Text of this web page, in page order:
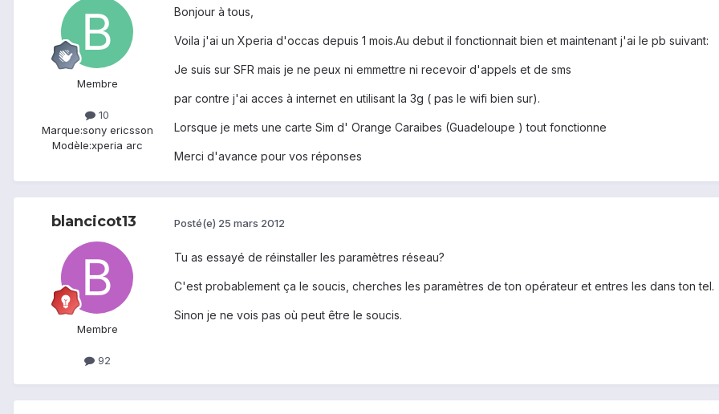
Membre
10
Marque:sony ericsson
Modèle:xperia arc
Bonjour à tous,
Voila j'ai un Xperia d'occas depuis 1 mois.Au debut il fonctionnait bien et maintenant j'ai le pb suivant:
Je suis sur SFR mais je ne peux ni emmettre ni recevoir d'appels et de sms
par contre j'ai acces à internet en utilisant la 3g ( pas le wifi bien sur).
Lorsque je mets une carte Sim d' Orange Caraibes (Guadeloupe ) tout fonctionne
Merci d'avance pour vos réponses
blancicot13
Membre
92
Posté(e) 25 mars 2012
Tu as essayé de réinstaller les paramètres réseau?
C'est probablement ça le soucis, cherches les paramètres de ton opérateur et entres les dans ton tel.
Sinon je ne vois pas où peut être le soucis.